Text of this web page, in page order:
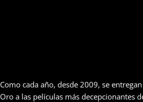
Como cada año, desde 2009, se
Oro a las películas más decepcionantes